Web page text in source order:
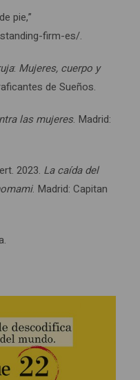
pie,”
firm-es/.
: Mujeres, cuerpo y
de Sueños.
las mujeres. Madrid:
2023. La caída del
. Madrid: Capitan